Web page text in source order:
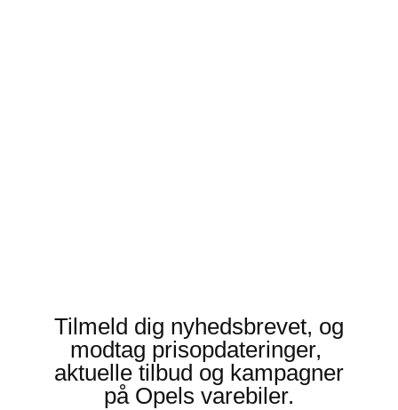
Tilmeld dig nyhedsbrevet, og
modtag prisopdateringer,
aktuelle tilbud og kampagner
på Opels varebiler.